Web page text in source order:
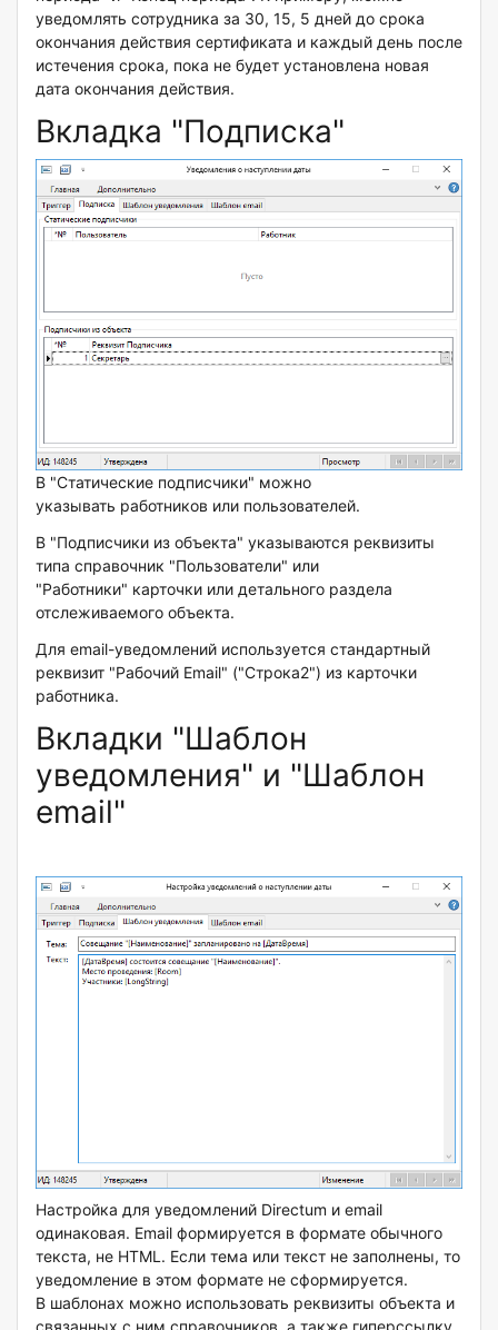
уведомлять сотрудника за 30, 15, 5 дней до срока
окончания действия сертификата и каждый день после
истечения срока, пока не будет установлена новая
дата окончания действия.
Вкладка "Подписка"
В "Статические подписчики" можно
указывать работников или пользователей.
В "Подписчики из объекта" указываются реквизиты
типа справочник "Пользователи" или
"Работники" карточки или детального раздела
отслеживаемого объекта.
Для email-уведомлений используется стандартный
реквизит "Рабочий Email" ("Строка2") из карточки
работника.
Вкладки "Шаблон
уведомления" и "Шаблон
email"
Настройка для уведомлений Directum и email
одинаковая. Email формируется в формате обычного
текста, не HTML. Если тема или текст не заполнены, то
уведомление в этом формате не сформируется.
В шаблонах можно использовать реквизиты объекта и
связанных с ним справочников, а также гиперссылку